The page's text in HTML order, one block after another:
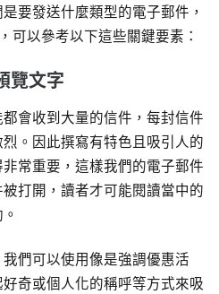
要發送什麼類型的電子郵件，
可以參考以下這些關鍵要素：
覽文字
會收到大量的信件，每封信件
。因此撰寫有特色且吸引人的
常重要，這樣我們的電子郵件
打開，讀者才可能閱讀當中的
們可以使用像是強調優惠活
奇或個人化的稱呼等方式來吸